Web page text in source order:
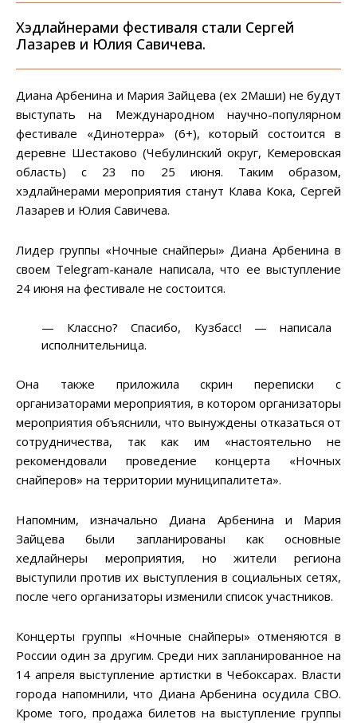
Хэдлайнерами фестиваля стали Сергей
Лазарев и Юлия Савичева.
Диана Арбенина и Мария Зайцева (еx 2Маши) не будут
выступать на Международном научно-популярном
фестивале «Динотерра» (6+), который состоится в
деревне Шестаково (Чебулинский округ, Кемеровская
область) с 23 по 25 июня. Таким образом,
хэдлайнерами мероприятия станут Клава Кока, Сергей
Лазарев и Юлия Савичева.
Лидер группы «Ночные снайперы» Диана Арбенина в
своем Telegram-канале написала, что ее выступление
24 июня на фестивале не состоится.
— Классно? Спасибо, Кузбасс! — написала
исполнительница.
Она также приложила скрин переписки с
организаторами мероприятия, в котором организаторы
мероприятия объяснили, что вынуждены отказаться от
сотрудничества, так как им «настоятельно не
рекомендовали проведение концерта «Ночных
снайперов» на территории муниципалитета».
Напомним, изначально Диана Арбенина и Мария
Зайцева были запланированы как основные
хедлайнеры мероприятия, но жители региона
выступили против их выступления в социальных сетях,
после чего организаторы изменили список участников.
Концерты группы «Ночные снайперы» отменяются в
России один за другим. Среди них запланированное на
14 апреля выступление артистки в Чебоксарах. Власти
города напомнили, что Диана Арбенина осудила СВО.
Кроме того, продажа билетов на выступление группы